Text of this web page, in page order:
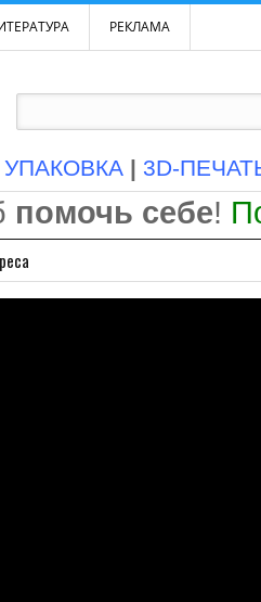
РЕКЛАМА
УПАКОВКА | 3D-
помочь себе!